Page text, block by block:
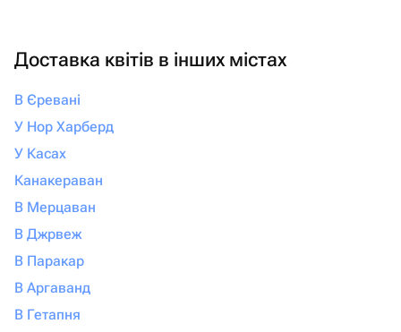
Доставка квітів в інших містах
В Єревані
У Нор Харберд
У Касах
Канакераван
В Мерцаван
В Джрвеж
В Паракар
В Аргаванд
В Гетапня